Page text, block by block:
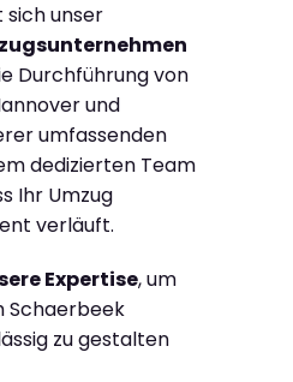
sich unser
Durchführung von
und
umfassenden
dedizierten Team
Ihr Umzug
verläuft.
Expertise, um
Schaerbeek
zu gestalten